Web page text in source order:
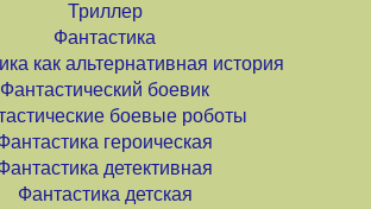
Триллер
Фантастика
как альтернативная история
Фантастический боевик
боевые роботы
героическая
детективная
Фантастика детская